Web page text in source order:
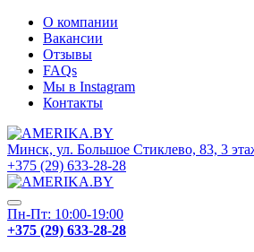
О компании
Вакансии
Отзывы
FAQs
Мы в Instagram
Контакты
Минск, ул. Большое Стиклево, 83, 3
+375 (29) 633-28-28
Пн-Пт: 10:00-19:00
+375 (29) 633-28-28